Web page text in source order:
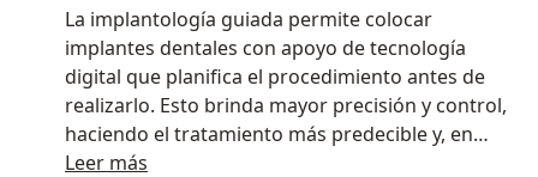
La implantología guiada permite colocar
implantes dentales con apoyo de tecnología
digital que planifica el procedimiento antes de
realizarlo. Esto brinda mayor precisión y control,
haciendo el tratamiento más predecible y, en
muchos casos, menos invasivo.
Leer más